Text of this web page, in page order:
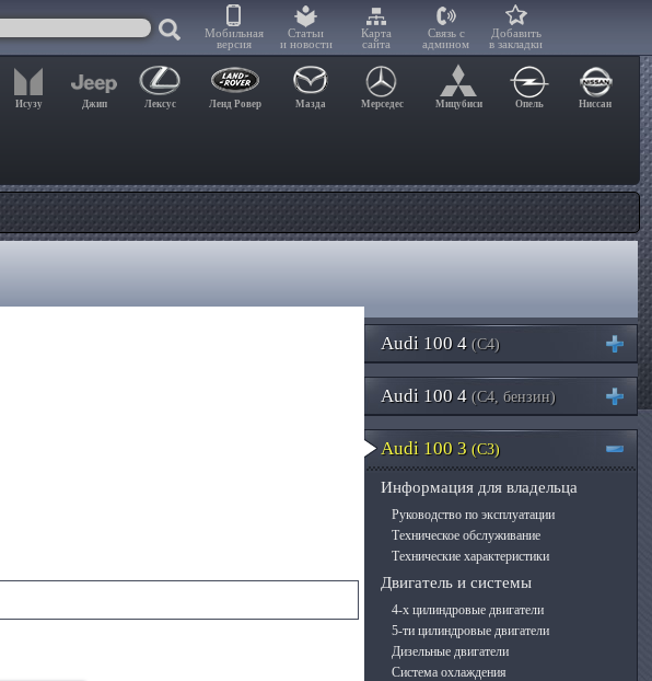
Мобильная
версия
Статьи
и новости
Карта
сайта
Связь с
админом
Добавить
в закладки
Исузу Джип Лексус Ленд Ровер Мазда Мерседес Мицубиси Опель Ниссан
Audi 100 4 (C4)
Audi 100 4 (C4, бензин)
Audi 100 3 (C3)
Информация для владельца
Руководство по эксплуатации
Техническое обслуживание
Технические характеристики
Двигатель и системы
4-х цилиндровые двигатели
5-ти цилиндровые двигатели
Дизельные двигатели
Система охлаждения